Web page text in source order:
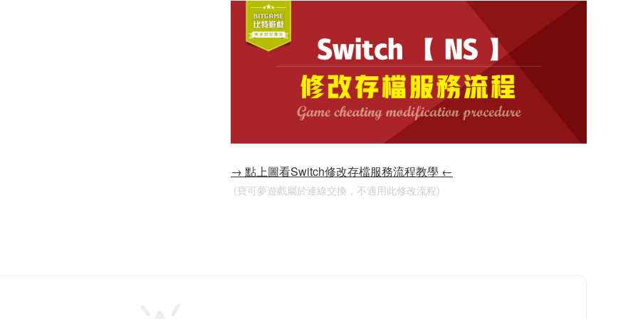
→ 點上圖看Switch修改存檔服務流程教學 ←
(寶可夢遊戲屬於連線交換，不適用此修改流程)